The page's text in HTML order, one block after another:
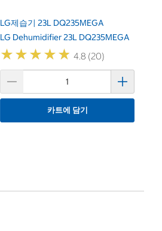
LG제습기 23L DQ235MEGA
LG Dehumidifier 23L DQ235MEGA
★★★★★
★★★★★ 4.8 (20)
카트에 담기